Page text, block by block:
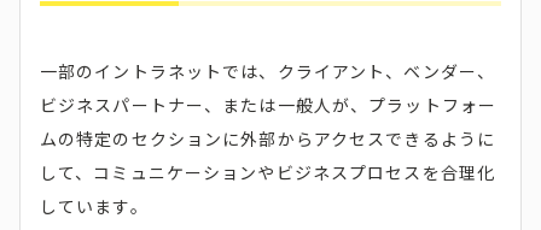
一部のイントラネットでは、クライアント、ベンダー、
ビジネスパートナー、または一般人が、プラットフォー
ムの特定のセクションに外部からアクセスできるように
して、コミュニケーションやビジネスプロセスを合理化
しています。